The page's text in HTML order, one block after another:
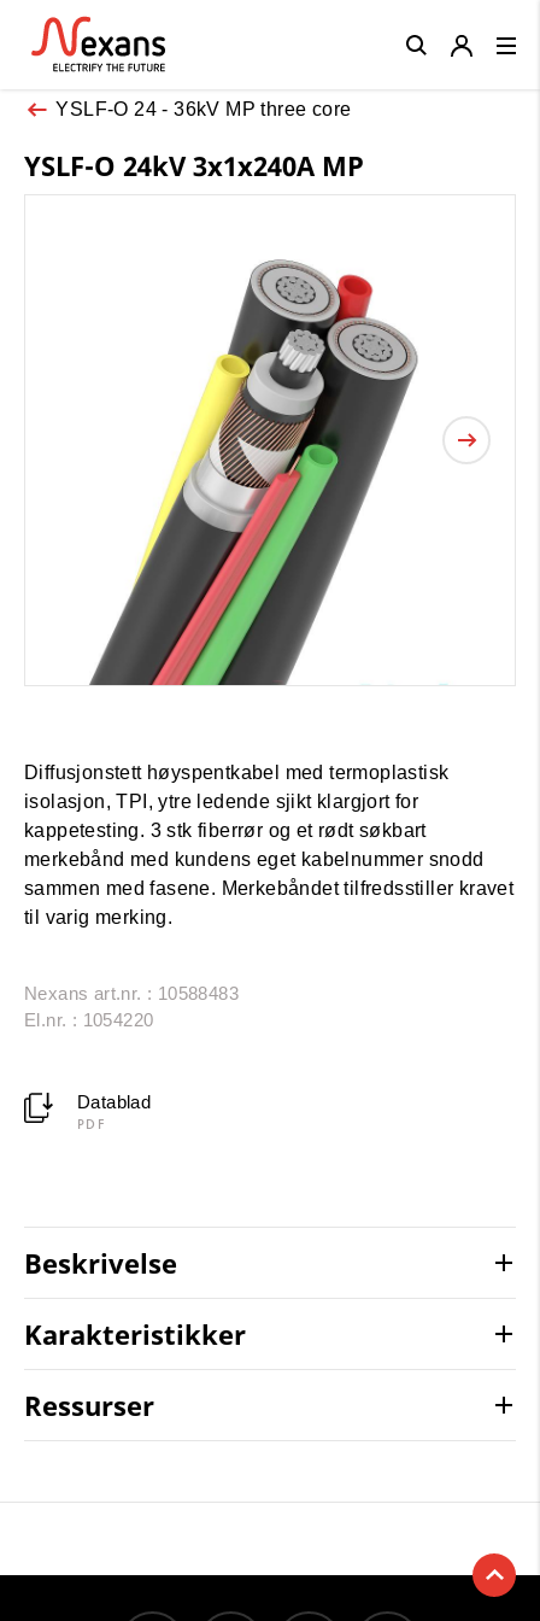
YSLF-O 24 - 36kV MP three core
YSLF-O 24kV 3x1x240A MP
Diffusjonstett høyspentkabel med termoplastisk
isolasjon, TPI, ytre ledende sjikt klargjort for
kappetesting. 3 stk fiberrør og et rødt søkbart
merkebånd med kundens eget kabelnummer snodd
sammen med fasene. Merkebåndet tilfredsstiller kravet
til varig merking.
Nexans art.nr. : 10588483
El.nr. : 1054220
Datablad
PDF
Beskrivelse
Karakteristikker
Ressurser
Close